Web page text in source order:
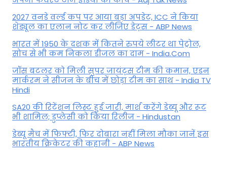
2027 वनडे वर्ल्ड कप पर आया बड़ा अपडेट, ICC ने किया
शेड्यूल का एलान नोट कर लीजिए डेट्स - ABP News
भारत में 1950 के दशक में कितने रुपये लीटर था पेट्रोल,
सोच से भी कम निकला डीजल का दाम - India.Com
जॉस बटलर को मिली सुपर जायंट्स टीम की कमान, एडन
मार्करम ने सीजन के बीच में छोड़ा टीम का साथ - India TV
Hindi
SA20 की रिटेंशन लिस्ट हुई जारी, मार्श करेंगे डेब्यू और रूट
भी शामिल; डुप्लेसी को किया रिलीज - Hindustan
डेब्यू मैच में फिफ्टी, फिर दोबारा नहीं मिला मौका जानें इस
भारतीय क्रिकेटर की कहानी - ABP News